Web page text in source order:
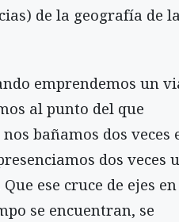
de la geografía de la
emprendemos un
al punto del que
bañamos dos veces
dos veces
ese cruce de ejes
se encuentran, se